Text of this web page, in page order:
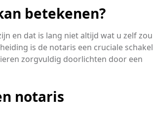
betekenen?
en dat is lang niet altijd wat u zelf zou
is de notaris een cruciale schakel
zorgvuldig doorlichten door een
notaris